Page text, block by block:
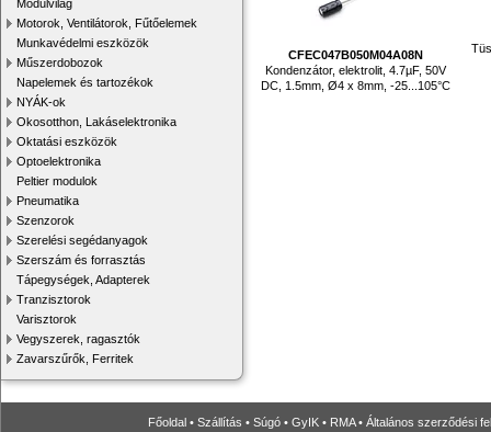
Modulvilág
Motorok, Ventilátorok, Fűtőelemek
Munkavédelmi eszközök
Műszerdobozok
Napelemek és tartozékok
NYÁK-ok
Okosotthon, Lakáselektronika
Oktatási eszközök
Optoelektronika
Peltier modulok
Pneumatika
Szenzorok
Szerelési segédanyagok
Szerszám és forrasztás
Tápegységek, Adapterek
Tranzisztorok
Varisztorok
Vegyszerek, ragasztók
Zavarszűrők, Ferritek
CFEC047B050M04A08N
Kondenzátor, elektrolit, 4.7µF, 50V
DC, 1.5mm, Ø4 x 8mm, -25...105°C
Főoldal • Szállítás • Súgó • GyIK • RMA• Általános szerződési